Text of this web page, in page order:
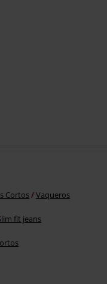
Cortos Vaqueros
fit jeans